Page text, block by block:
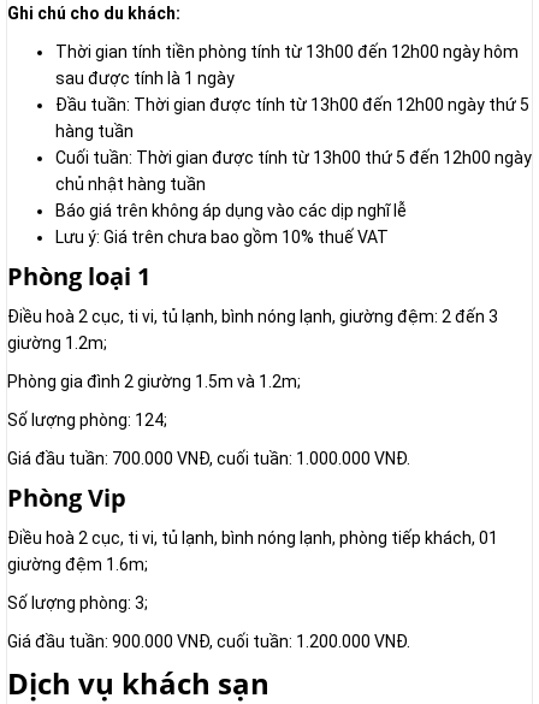
Ghi chú cho du khách:
Thời gian tính tiền phòng tính từ 13h00 đến 12h00 ngày hôm
sau được tính là 1 ngày
Đầu tuần: Thời gian được tính từ 13h00 đến 12h00 ngày thứ 5
hàng tuần
Cuối tuần: Thời gian được tính từ 13h00 thứ 5 đến 12h00 ngày
chủ nhật hàng tuần
Báo giá trên không áp dụng vào các dịp nghĩ lễ
Lưu ý: Giá trên chưa bao gồm 10% thuế VAT
Phòng loại 1
Điều hoà 2 cục, ti vi, tủ lạnh, bình nóng lạnh, giường đệm: 2 đến 3
giường 1.2m;
Phòng gia đình 2 giường 1.5m và 1.2m;
Số lượng phòng: 124;
Giá đầu tuần: 700.000 VNĐ, cuối tuần: 1.000.000 VNĐ.
Phòng Vip
Điều hoà 2 cục, ti vi, tủ lạnh, bình nóng lạnh, phòng tiếp khách, 01
giường đệm 1.6m;
Số lượng phòng: 3;
Giá đầu tuần: 900.000 VNĐ, cuối tuần: 1.200.000 VNĐ.
Dịch vụ khách sạn